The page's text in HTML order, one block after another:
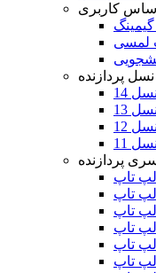
کاربری
لمسی
پردازنده
14
13
12
11
پردازنده